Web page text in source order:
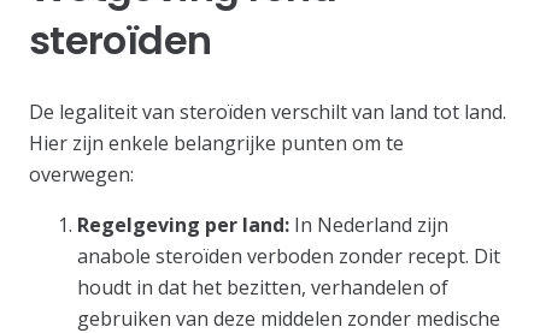
steroïden
De legaliteit van steroïden verschilt van land tot land.
Hier zijn enkele belangrijke punten om te
overwegen:
Regelgeving per land: In Nederland zijn
anabole steroïden verboden zonder recept. Dit
houdt in dat het bezitten, verhandelen of
gebruiken van deze middelen zonder medische